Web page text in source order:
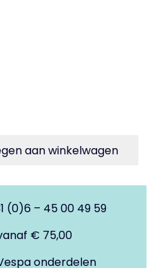
aan winkelwagen
(0)6 – 45 00 49 59
€ 75,00
onderdelen